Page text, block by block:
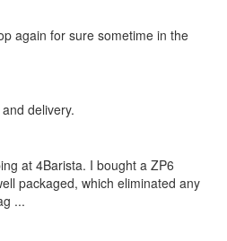
again for sure sometime in the
delivery.
at 4Barista. I bought a ZP6
packaged, which eliminated any
...